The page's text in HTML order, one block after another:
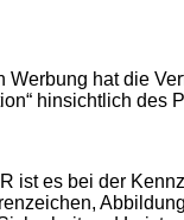
Werbung hat die
hinsichtlich des
ist es bei der